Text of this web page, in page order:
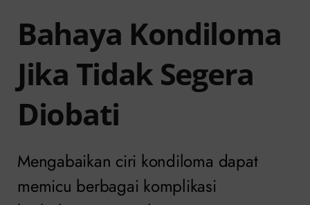
Bahaya Kondiloma
Jika Tidak Segera
Diobati
Mengabaikan ciri kondiloma dapat
memicu berbagai komplikasi